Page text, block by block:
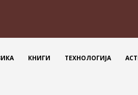
КНИГИ ТЕХНОЛОГИЈА